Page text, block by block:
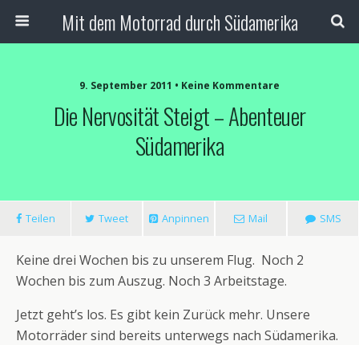
Mit dem Motorrad durch Südamerika
9. September 2011 • Keine Kommentare
Die Nervosität Steigt – Abenteuer
Südamerika
Teilen Tweet Anpinnen Mail SMS
Keine drei Wochen bis zu unserem Flug. Noch 2
Wochen bis zum Auszug. Noch 3 Arbeitstage.
Jetzt geht’s los. Es gibt kein Zurück mehr. Unsere
Motorräder sind bereits unterwegs nach Südamerika.